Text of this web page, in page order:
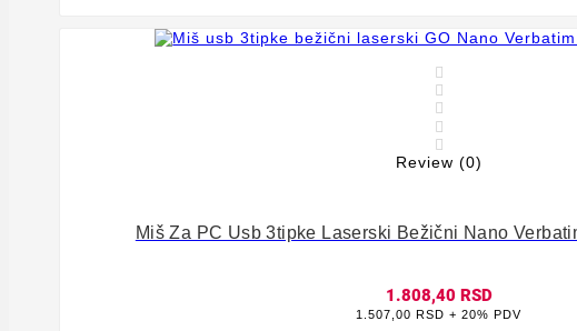
   





Review (0)
Miš Za PC Usb 3tipke Laserski Bežični Nano
1.808,40 RSD
1.507,00 RSD + 20% PDV